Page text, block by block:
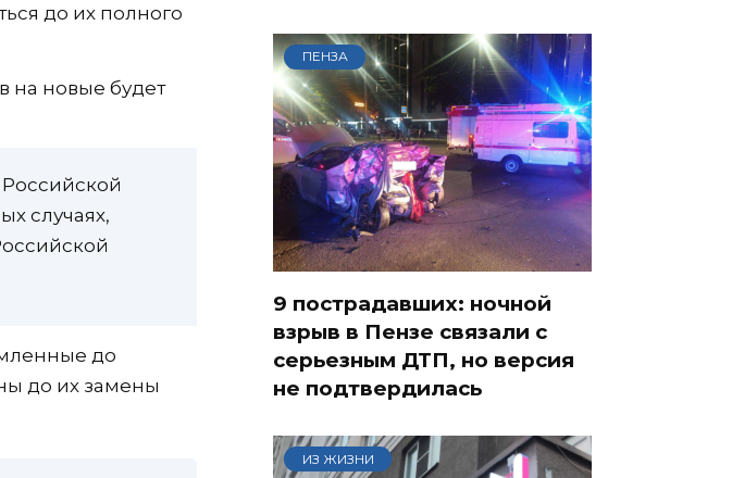
до их полного
на новые будет
случаях,
до
до их замены
ПЕНЗА
9 пострадавших: ночной
взрыв в Пензе связали с
серьезным ДТП, но версия
не подтвердилась
ИЗ ЖИЗНИ